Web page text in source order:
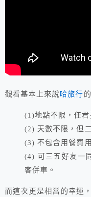
觀看​基本上來說哈旅行
(1)地點不限，任君
(2) 天數不限，但
(3) 不包含用餐費
(4) 可三五好友一
客併車。
而這次更是相當的幸運